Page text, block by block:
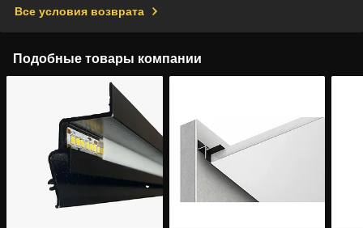
Все условия возврата
Подобные товары компании